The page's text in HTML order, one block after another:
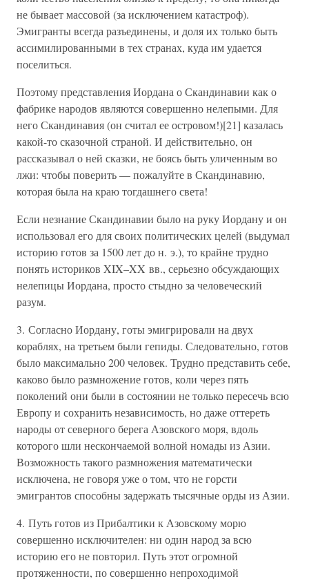
не бывает массовой (за исключением катастроф).
Эмигранты всегда разъединены, и доля их только быть
ассимилированными в тех странах, куда им удается
поселиться.
Поэтому представления Иордана о Скандинавии как о
фабрике народов являются совершенно нелепыми. Для
него Скандинавия (он считал ее островом!)[21] казалась
какой-то сказочной страной. И действительно, он
рассказывал о ней сказки, не боясь быть уличенным во
лжи: чтобы поверить — пожалуйте в Скандинавию,
которая была на краю тогдашнего света!
Если незнание Скандинавии было на руку Иордану и он
использовал его для своих политических целей (выдумал
историю готов за 1500 лет до н. э.), то крайне трудно
понять историков XIX–XX вв., серьезно обсуждающих
нелепицы Иордана, просто стыдно за человеческий
разум.
3. Согласно Иордану, готы эмигрировали на двух
кораблях, на третьем были гепиды. Следовательно, готов
было максимально 200 человек. Трудно представить себе,
каково было размножение готов, коли через пять
поколений они были в состоянии не только пересечь всю
Европу и сохранить независимость, но даже оттереть
народы от северного берега Азовского моря, вдоль
которого шли нескончаемой волной номады из Азии.
Возможность такого размножения математически
исключена, не говоря уже о том, что не горсти
эмигрантов способны задержать тысячные орды из Азии.
4. Путь готов из Прибалтики к Азовскому морю
совершенно исключителен: ни один народ за всю
историю его не повторил. Путь этот огромной
протяженности, по совершенно непроходимой